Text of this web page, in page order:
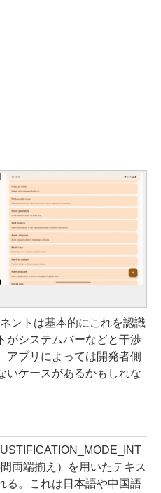
ントは基本的にこれを認識
がシステムバーなどと干渉
アプリによっては開発者側
いケースがあるかもしれな
両端揃え）を用いたテキス
る。これは日本語や中国語